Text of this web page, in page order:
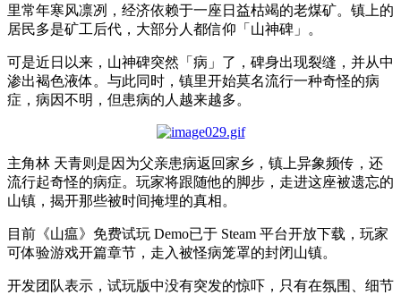
里常年寒风凛冽，经济依赖于一座日益枯竭的老煤矿。镇上的
居民多是矿工后代，大部分人都信仰「山神碑」。
可是近日以来，山神碑突然「病」了，碑身出现裂缝，并从中
渗出褐色液体。与此同时，镇里开始莫名流行一种奇怪的病
症，病因不明，但患病的人越来越多。
主角林 天青则是因为父亲患病返回家乡，镇上异象频传，还
流行起奇怪的病症。玩家将跟随他的脚步，走进这座被遗忘的
山镇，揭开那些被时间掩埋的真相。
目前《山瘟》免费试玩 Demo已于 Steam 平台开放下载，玩家
可体验游戏开篇章节，走入被怪病笼罩的封闭山镇。
开发团队表示，试玩版中没有突发的惊吓，只有在氛围、细节